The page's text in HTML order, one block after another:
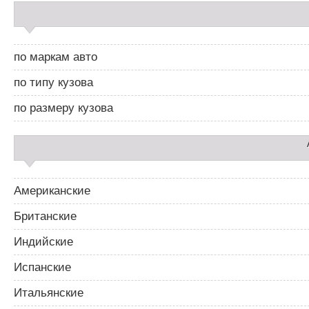
д
б
а
р
2
по маркам авто
по типу кузова
по размеру кузова
Американские
Британские
Индийские
Испанские
Итальянские